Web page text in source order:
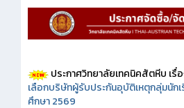
ประกาศวิทยาลัยเทคนิคสัตหีบ เรื่
เลือกบริษัทผู้รับประกันอุบัติเหตุกลุ่มนัก
ศึกษา 2569